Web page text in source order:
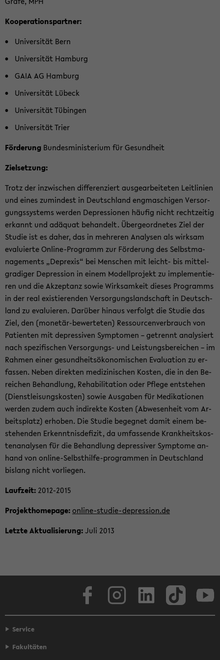
Ko­ope­ra­ti­ons­part­ner:
Uni­ver­si­tät Bern
Uni­ver­si­tät Ham­burg
GAIA AG Ham­burg
Uni­ver­si­tät Lü­beck
Uni­ver­si­tät Tü­bin­gen
Uni­ver­si­tät Trier
För­de­rung Bun­des­mi­nis­te­ri­um für Ge­sund­heit
Ziel­set­zung:
Trotz der in­zwi­schen dif­fe­ren­ziert aus­ge­ar­bei­te­ten Leit­li­ni­en
und eines zu­min­dest in Deutsch­land eng­ma­schi­gen Ver­sor­
gungs­sys­tems wer­den De­pres­sio­nen häu­fig nicht recht­zei­tig
er­kannt und ad­äquat be­han­delt. Über­ge­ord­ne­tes Ziel der
Stu­die ist es daher, das in meh­re­ren Ana­ly­sen als wirk­sam
eva­lu­ier­te Online-​Programm zur För­de­rung des Selbst­ma­
nage­ments „De­prexis“ bei Men­schen mit leicht-​ bis mit­tel­
gra­di­ger De­pres­si­on in einem Mo­dell­pro­jekt zu im­ple­men­tie­
ren und die Ak­zep­tanz sowie Wirk­sam­keit die­ses Pro­gramms
in der real exis­tie­ren­den Ver­sor­gungs­land­schaft in Deutsch­
land zu eva­lu­ie­ren. Dar­über hin­aus ver­folgt die Stu­die das
Ziel, den (monetär-​bewerteten) Res­sour­cen­ver­brauch von
Pa­ti­en­ten mit de­pres­si­ven Sym­pto­men – ge­trennt ana­ly­siert
nach spe­zi­fi­schen Versorgungs-​ und Leis­tungs­be­rei­chen – im
Rah­men einer ge­sund­heits­öko­no­mi­schen Eva­lua­ti­on zu er­
fas­sen. Neben di­rek­ten me­di­zi­ni­schen Kos­ten, die in den Be­
rei­chen Be­hand­lung, Re­ha­bi­li­ta­ti­on oder Pfle­ge ent­ste­hen
(Dienst­lei­sungs­kos­ten) sowie Aus­ga­ben für Me­di­ka­tio­nen
wer­den zudem auch in­di­rek­te Kos­ten (Ab­we­sen­heit vom Ar­
beits­platz) er­ho­ben. Die Stu­die be­geg­net damit einem be­
stehen­den Er­kennt­nis­de­fi­zit, da um­fas­sen­de Krank­heits­kos­
ten­ana­ly­sen für die Be­hand­lung de­pres­si­ver Sym­pto­me an­
hand von online-​Selbsthilfe-programmen in Deutsch­land
bis­lang nicht vor­lie­gen.
Lauf­zeit: 2012-​2015
Pro­jekt­home­page:online-​studie-depression.de
Letz­te Ak­tua­li­sie­rung:Juli 2013
Face­book
Service
Fakultäten